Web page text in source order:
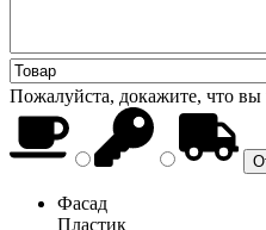
Пожалуйста, докажите, что вы
Фасад
Пластик